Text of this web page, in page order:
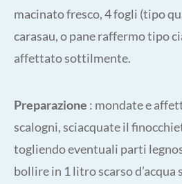
macinato fresco, 4 fogli (tipo
carasau, o pane raffermo tipo
affettato sottilmente.
Preparazione : mondate e
scalogni, sciacquate il
togliendo eventuali parti
bollire in 1 litro scarso d’acqua